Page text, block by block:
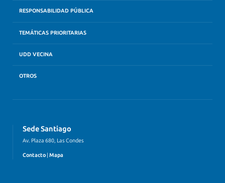
RESPONSABILIDAD PÚBLICA
TEMÁTICAS PRIORITARIAS
UDD VECINA
OTROS
Sede Santiago
Av. Plaza 680, Las Condes
Contacto | Mapa